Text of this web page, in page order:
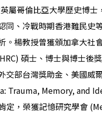
英屬哥倫比亞大學歷史博
同、冷戰時期香港難民
。楊教授曾獲頒加拿大社
碩士、博士與博士後
交部台灣獎助金、美國威
Trauma, Memory, and
定，榮獲記憶研究學會